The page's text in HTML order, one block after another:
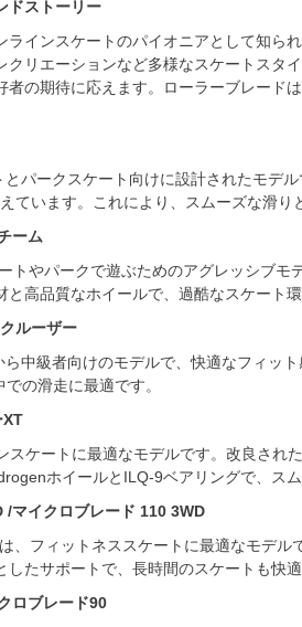
ドストーリー
ラインスケートのパイオニアとして知ら
クリエーションなど多様なスケートスタ
者の期待に応えます。ローラーブレード
とパークスケート向けに設計されたモデ
ています。これにより、スムーズな滑り
ーム
トやパークで遊ぶためのアグレッシブ
高品質なホイールで、過酷なスケート環
ルーザー
ら中級者向けのモデルで、快適なフィッ
の滑走に最適です。
XT
スケートに最適なモデルです。改良され
ホイールとILQ-9ベアリングで、スム
/マイクロブレード 110 3WD
、フィットネススケートに最適なモデ
たサポートで、長時間のスケートも快適
ロブレード90